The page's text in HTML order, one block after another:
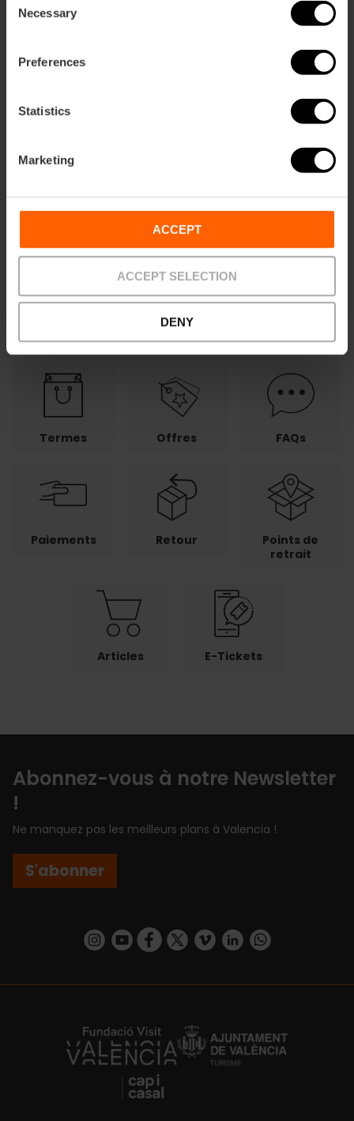
Selection
Necessary
Preferences
Statistics
Marketing
ACCEPT
ACCEPT SELECTION
DENY
apprenez à cuisiner à notre façon
Durée: 2h 30m
À partir de62,00 €
Termes Offres FAQs
Paiements Retour
Points de
retrait
Articles E-Tickets
Abonnez-vous à notre Newsletter
!
Ne manquez pas les meilleurs plans à Valencia !
S'abonner
https://www.instagram.com/visit_valencia/
https://www.youtube.com/user/
https://www.facebook.com/
https://twitter.com/
https://vimeo.com/
https://www.linkedin.com/company/turismo-valencia/https://api.whatsapp.com/send/
https://fundacion.visitvalencia.com/